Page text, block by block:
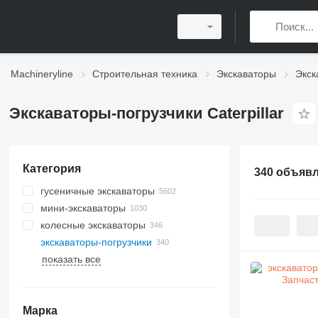
Machineryline Строительная техника Экскаваторы
Экскаваторы-погрузчики Caterpillar
Категория
гусеничные экскаваторы
мини-экскаваторы
колесные экскаваторы
экскаваторы-погрузчики
показать все
Марка
340